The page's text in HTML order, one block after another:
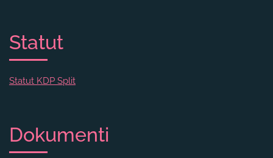
Statut
Statut KDP Split
Dokumenti